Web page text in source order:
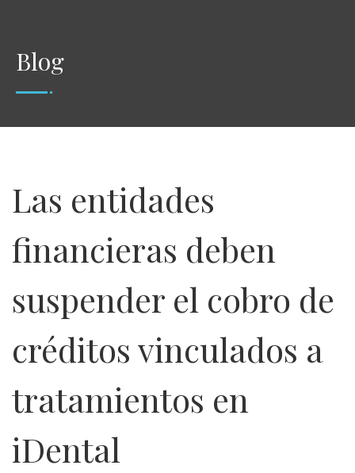
Blog
Las entidades
financieras deben
suspender el cobro de
créditos vinculados a
tratamientos en
iDental